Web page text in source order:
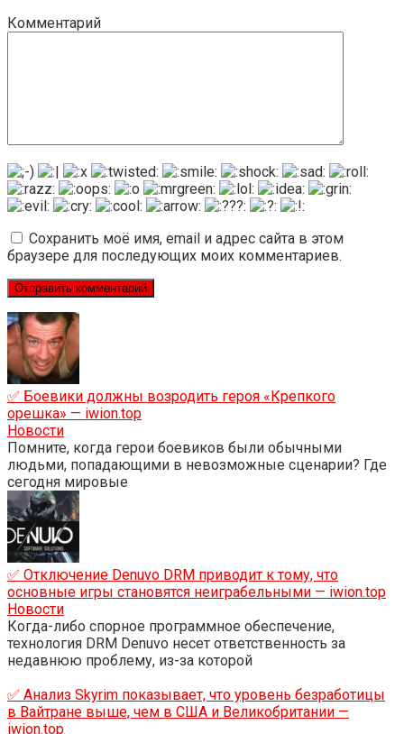
Комментарий
Сохранить моё имя, email и адрес сайта в этом
браузере для последующих моих комментариев.
✅ Боевики должны возродить героя «Крепкого
орешка» — iwion.top
Новости
Помните, когда герои боевиков были обычными
людьми, попадающими в невозможные сценарии? Где
сегодня мировые
✅ Отключение Denuvo DRM приводит к тому, что
основные игры становятся неиграбельными — iwion.top
Новости
Когда-либо спорное программное обеспечение,
технология DRM Denuvo несет ответственность за
недавнюю проблему, из-за которой
✅ Анализ Skyrim показывает, что уровень безработицы
в Вайтране выше, чем в США и Великобритании —
iwion.top